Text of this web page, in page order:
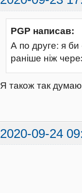
PGP написав:
А по друге: я би
раніше ніж
Я також так
2020-09-24